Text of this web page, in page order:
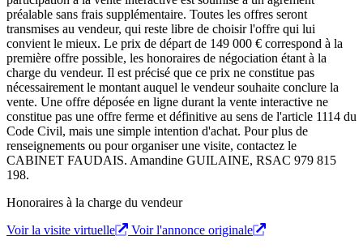
préalable sans frais supplémentaire. Toutes les offres seront
transmises au vendeur, qui reste libre de choisir l'offre qui lui
convient le mieux. Le prix de départ de 149 000 € correspond à la
première offre possible, les honoraires de négociation étant à la
charge du vendeur. Il est précisé que ce prix ne constitue pas
nécessairement le montant auquel le vendeur souhaite conclure la
vente. Une offre déposée en ligne durant la vente interactive ne
constitue pas une offre ferme et définitive au sens de l'article 1114 du
Code Civil, mais une simple intention d'achat. Pour plus de
renseignements ou pour organiser une visite, contactez le
CABINET FAUDAIS. Amandine GUILAINE, RSAC 979 815
198.
Honoraires à la charge du vendeur
Voir la visite virtuelle
Voir l'annonce originale